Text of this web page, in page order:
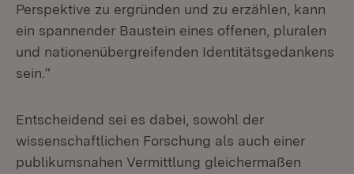
Perspektive zu ergründen und zu erzählen, kann
ein spannender Baustein eines offenen, pluralen
und nationenübergreifenden Identitätsgedankens
sein.“
Entscheidend sei es dabei, sowohl der
wissenschaftlichen Forschung als auch einer
publikumsnahen Vermittlung gleichermaßen